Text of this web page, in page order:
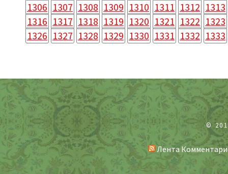
1306 1307 1308 1309 1310 1311 1312 1313
1316 1317 1318 1319 1320 1321 1322 1323
1326 1327 1328 1329 1330 1331 1332 1333
©
Лента